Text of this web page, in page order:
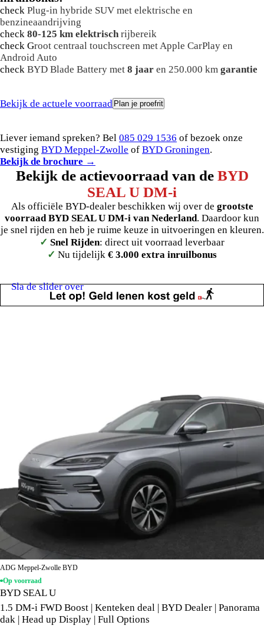
check Plug-in hybride SUV met elektrische en
benzineaandrijving
check 80-125 km elektrischrijbereik
check Groot centraal touchscreen met Apple CarPlay en
Android Auto
check BYD Blade Battery met 8 jaar en 250.000 km garantie
Bekijk de actuele voorraad Plan je proefrit
Liever iemand spreken? Bel 085 029 1536 of bezoek onze
vestiging BYD Meppel-Zwolle of BYD Groningen.
Bekijk de brochure →
Bekijk de actievoorraad van de BYD
SEAL U DM-i
Als officiële BYD-dealer beschikken wij over de grootste
voorraad BYD SEAL U DM-i van Nederland. Daardoor kun
je snel rijden en heb je ruime keuze in uitvoeringen en kleuren.
✓ Snel Rijden: direct uit voorraad leverbaar
✓ Nu tijdelijk € 3.000 extra inruilbonus
Sla de slider over
ADG Meppel-Zwolle BYD
Op voorraad
BYD SEAL U
1.5 DM-i FWD Boost | Kenteken deal | BYD Dealer | Panorama
dak | Head up Display | Full Options